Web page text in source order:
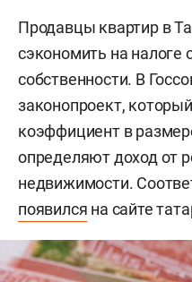
Продавцы квартир в
сэкономить на налоге
собственности. В
законопроект,
коэффициент в
определяют доход от
недвижимости.
появился на сайте